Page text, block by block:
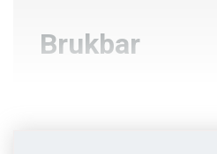
Brukbar